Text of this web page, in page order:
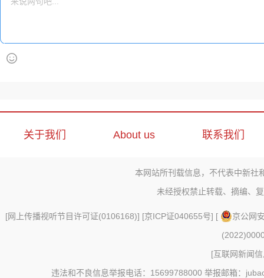
关于我们 About us 联系我们
本网站所刊载信息，不代表中新社
未经授权禁止转载、摘编、
[网上传播视听节目许可证(0106168)] [京ICP证040655号] [
京公网
[互联网新闻
违法和不良信息举报电话：15699788000 举报邮箱：